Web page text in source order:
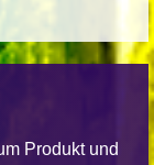
Produkt und